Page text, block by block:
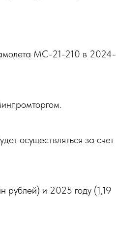
МС-21-210 в 2024-
осуществляться за счет
рублей) и 2025 году (1,19